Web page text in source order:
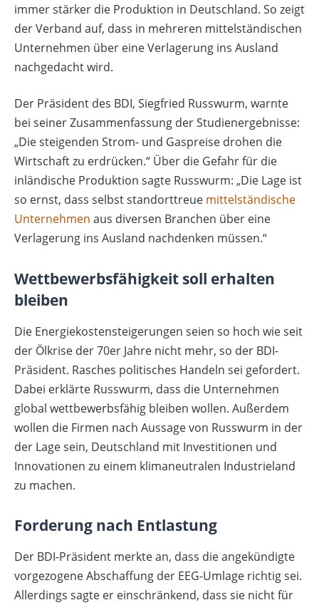
immer stärker die Produktion in Deutschland. So zeigt
der Verband auf, dass in mehreren mittelständischen
Unternehmen über eine Verlagerung ins Ausland
nachgedacht wird.
Der Präsident des BDI, Siegfried Russwurm, warnte
bei seiner Zusammenfassung der Studienergebnisse:
„Die steigenden Strom- und Gaspreise drohen die
Wirtschaft zu erdrücken.“ Über die Gefahr für die
inländische Produktion sagte Russwurm: „Die Lage ist
so ernst, dass selbst standorttreue mittelständische
Unternehmen aus diversen Branchen über eine
Verlagerung ins Ausland nachdenken müssen.“
Wettbewerbsfähigkeit soll erhalten
bleiben
Die Energiekostensteigerungen seien so hoch wie seit
der Ölkrise der 70er Jahre nicht mehr, so der BDI-
Präsident. Rasches politisches Handeln sei gefordert.
Dabei erklärte Russwurm, dass die Unternehmen
global wettbewerbsfähig bleiben wollen. Außerdem
wollen die Firmen nach Aussage von Russwurm in der
der Lage sein, Deutschland mit Investitionen und
Innovationen zu einem klimaneutralen Industrieland
zu machen.
Forderung nach Entlastung
Der BDI-Präsident merkte an, dass die angekündigte
vorgezogene Abschaffung der EEG-Umlage richtig sei.
Allerdings sagte er einschränkend, dass sie nicht für